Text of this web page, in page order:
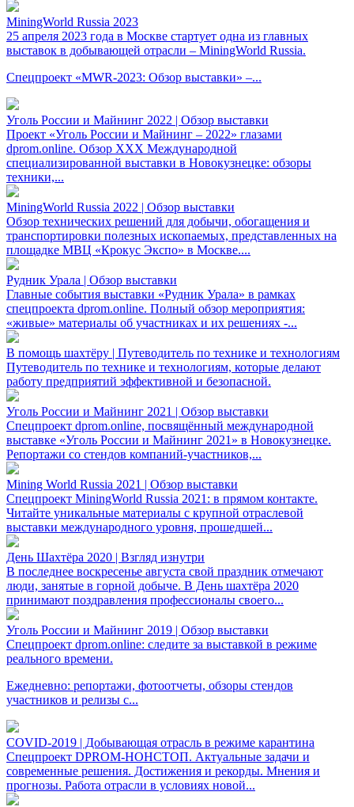
MiningWorld Russia 2023
25 апреля 2023 года в Москве стартует одна из главных
выставок в добывающей отрасли – MiningWorld Russia.
Спецпроект «MWR-2023: Обзор выставки» –...
Уголь России и Майнинг 2022 | Обзор выставки
Проект «Уголь России и Майнинг – 2022» глазами
dprom.online. Обзор XXX Международной
специализированной выставки в Новокузнецке: обзоры
техники,...
MiningWorld Russia 2022 | Обзор выставки
Обзор технических решений для добычи, обогащения и
транспортировки полезных ископаемых, представленных на
площадке МВЦ «Крокус Экспо» в Москве....
Рудник Урала | Обзор выставки
Главные события выставки «Рудник Урала» в рамках
спецпроекта dprom.online. Полный обзор мероприятия:
«живые» материалы об участниках и их решениях -...
В помощь шахтёру | Путеводитель по технике и технологиям
Путеводитель по технике и технологиям, которые делают
работу предприятий эффективной и безопасной.
Уголь России и Майнинг 2021 | Обзор выставки
Спецпроект dprom.online, посвящённый международной
выставке «Уголь России и Майнинг 2021» в Новокузнецке.
Репортажи со стендов компаний-участников,...
Mining World Russia 2021 | Обзор выставки
Спецпроект MiningWorld Russia 2021: в прямом контакте.
Читайте уникальные материалы с крупной отраслевой
выставки международного уровня, прошедшей...
День Шахтёра 2020 | Взгляд изнутри
В последнее воскресенье августа свой праздник отмечают
люди, занятые в горной добыче. В День шахтёра 2020
принимают поздравления профессионалы своего...
Уголь России и Майнинг 2019 | Обзор выставки
Спецпроект dprom.online: следите за выставкой в режиме
реального времени.
Ежедневно: репортажи, фотоотчеты, обзоры стендов
участников и релизы с...
COVID-2019 | Добывающая отрасль в режиме карантина
Спецпроект DPROM-НОНСТОП. Актуальные задачи и
современные решения. Достижения и рекорды. Мнения и
прогнозы. Работа отрасли в условиях новой...